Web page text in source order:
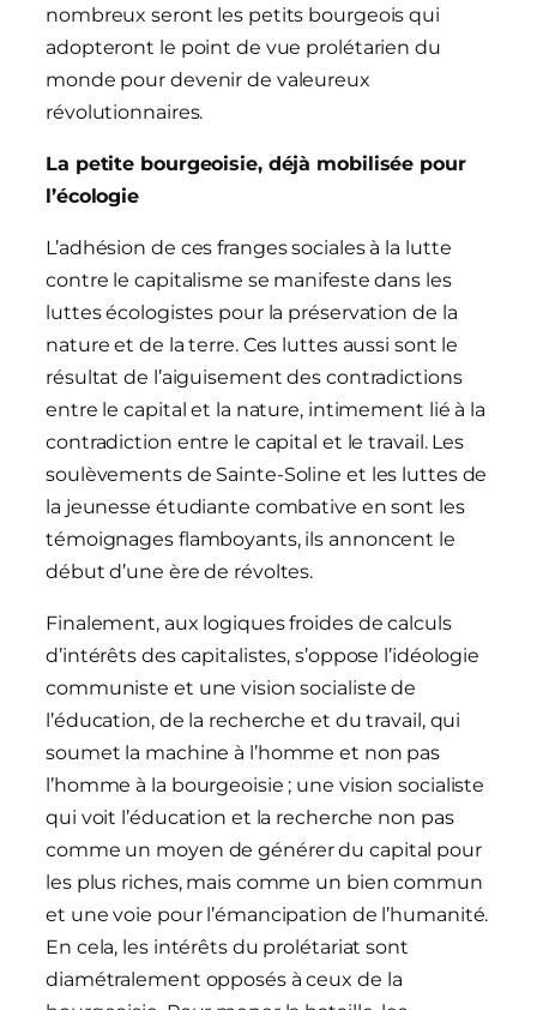
nombreux seront les petits bourgeois qui
adopteront le point de vue prolétarien du
monde pour devenir de valeureux
révolutionnaires.
La petite bourgeoisie, déjà mobilisée pour
l’écologie
L’adhésion de ces franges sociales à la lutte
contre le capitalisme se manifeste dans les
luttes écologistes pour la préservation de la
nature et de la terre. Ces luttes aussi sont le
résultat de l’aiguisement des contradictions
entre le capital et la nature, intimement lié à la
contradiction entre le capital et le travail. Les
soulèvements de Sainte-Soline et les luttes de
la jeunesse étudiante combative en sont les
témoignages flamboyants, ils annoncent le
début d’une ère de révoltes.
Finalement, aux logiques froides de calculs
d’intérêts des capitalistes, s’oppose l’idéologie
communiste et une vision socialiste de
l’éducation, de la recherche et du travail, qui
soumet la machine à l’homme et non pas
l’homme à la bourgeoisie ; une vision socialiste
qui voit l’éducation et la recherche non pas
comme un moyen de générer du capital pour
les plus riches, mais comme un bien commun
et une voie pour l’émancipation de l’humanité.
En cela, les intérêts du prolétariat sont
diamétralement opposés à ceux de la